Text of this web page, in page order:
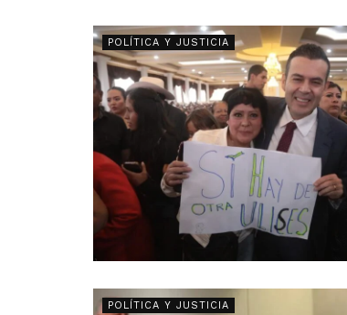
POLÍTICA Y JUSTICIA
POLÍTICA Y JUSTICIA